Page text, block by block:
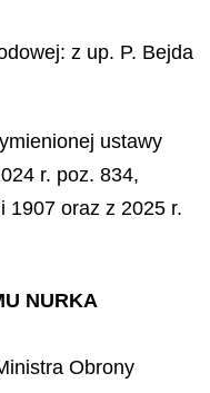
: z up. P. Bejda
ustawy
r. poz. 834,
1907 oraz z 2025 r.
NURKA
Obrony